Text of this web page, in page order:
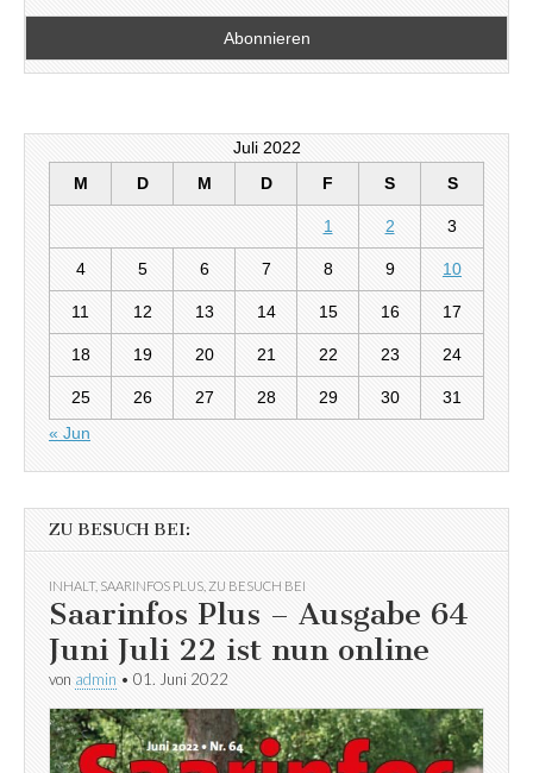
Juli 2022
M
D M D F S S
1 2 3
4 5 6 7 8 9 10
11 12 13 14 15 16 17
18 19 20 21 22 23 24
25 26 27 28 29 30
31
« Jun
ZU BESUCH BEI:
INHALT, SAARINFOS PLUS ZU BESUCH BEI
Saarinfos Plus – Ausgabe 64
Juni Juli 22 ist nun online
von admin • 01. Juni 2022